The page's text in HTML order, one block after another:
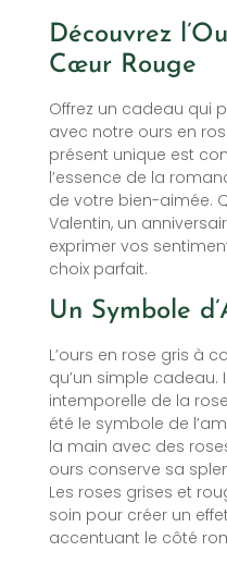
Découvrez
Cœur Rouge
Offrez un cadeau qui
avec notre ours en
présent unique est
l’essence de la
de votre bien-aimée.
Valentin, un
exprimer vos
choix parfait.
Un Symbole
L’ours en rose gris à
qu’un simple cadeau.
intemporelle de la
été le symbole de
la main avec des
ours conserve sa
Les roses grises et
soin pour créer un
accentuant le côté